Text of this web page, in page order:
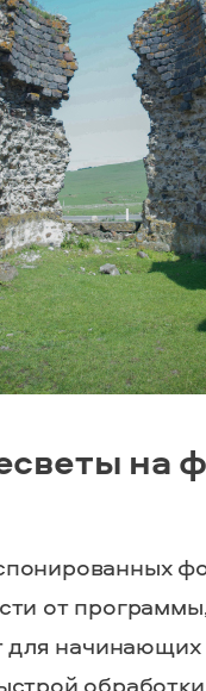
на
от